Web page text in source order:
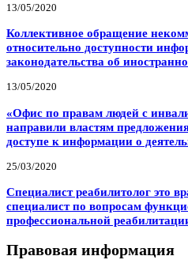
13/05/2020
Коллективное обращение
относительно доступности
законодательства об
13/05/2020
«Офис по правам людей с
направили властям
доступе к информации о
25/03/2020
Специалист реабилитолог это
специалист по вопросам
профессиональной
Правовая информация